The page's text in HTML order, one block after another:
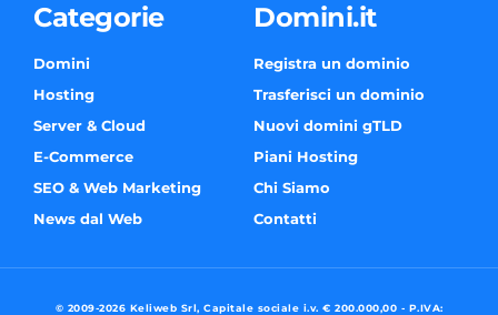
Categorie
Domini
Hosting
Server & Cloud
E-Commerce
SEO & Web Marketing
News dal Web
Domini.it
Registra un dominio
Trasferisci un dominio
Nuovi domini gTLD
Piani Hosting
Chi Siamo
Contatti
© 2009-2026 Keliweb Srl, Capitale sociale i.v. € 200.000,00 - P.IVA: